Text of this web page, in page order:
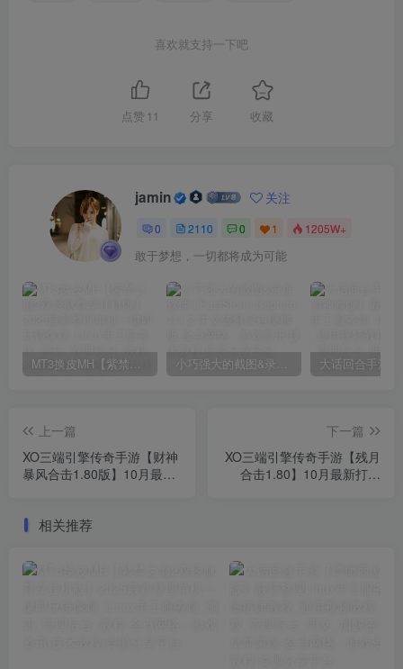
喜欢就支持一下吧
点赞 11 分享 收藏
jamin 关注
0 2110 0 1 1205W+
敢于梦想，一切都将成为可能
MT3换皮MH【紫禁之巅2双经脉尊享挂机版】2025最新整理单机一键即玩镜像端_Linux手工服务端_源码_管理后台_教程 小巧强大的截图&录屏软件 | FastStone Capture v11.2 中文破解绿色便携版
上一篇
XO三端引擎传奇手游【财神
暴风合击1.80版】10月最新
密工具_安卓苹果PC三端
下一篇
XO三端引擎传奇手游【残月
合击1.80】10月最新打包
相关推荐